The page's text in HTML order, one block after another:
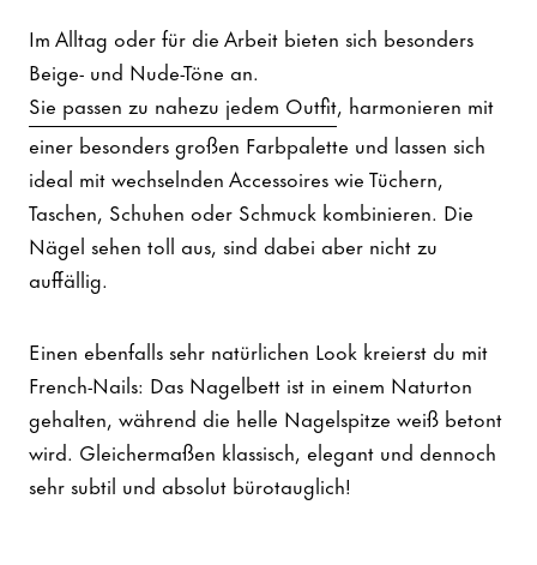
Im Alltag oder für die Arbeit bieten sich besonders
Beige- und Nude-Töne an.
Sie passen zu nahezu jedem Outfit, harmonieren mit
einer besonders großen Farbpalette und lassen sich
ideal mit wechselnden Accessoires wie Tüchern,
Taschen, Schuhen oder Schmuck kombinieren. Die
Nägel sehen toll aus, sind dabei aber nicht zu
auffällig.
Einen ebenfalls sehr natürlichen Look kreierst du mit
French-Nails: Das Nagelbett ist in einem Naturton
gehalten, während die helle Nagelspitze weiß betont
wird. Gleichermaßen klassisch, elegant und dennoch
sehr subtil und absolut bürotauglich!